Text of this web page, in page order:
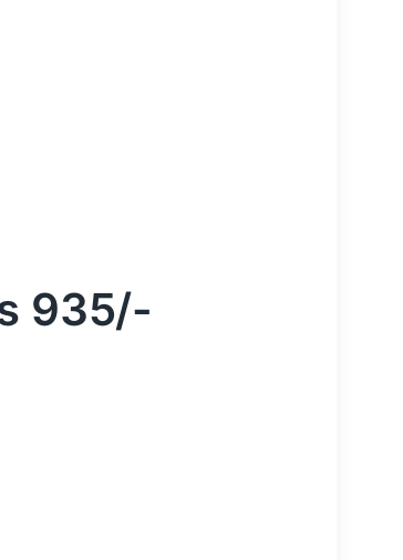
935/-